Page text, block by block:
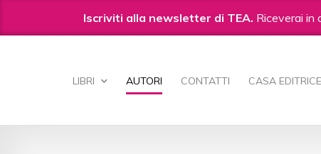
Iscriviti alla newsletter di TEA. Riceverai in
LIBRI AUTORI CONTATTI CASA EDITRICE
contenuti.